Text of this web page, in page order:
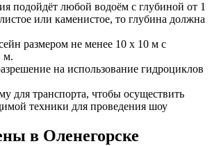
подойдёт любой водоём с глубиной от 1
или каменистое, то глубина должна
размером не менее 10 х 10 м с
м.
на использование гидроциклов
для транспорта, чтобы осуществить
техники для проведения шоу
в Оленегорске